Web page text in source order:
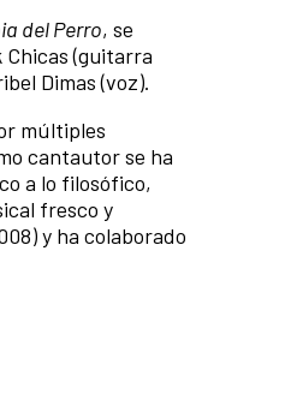
del Perro, se
(guitarra
Dimas (voz).
múltiples
cantautor se ha
a lo filosófico,
fresco y
y ha colaborado